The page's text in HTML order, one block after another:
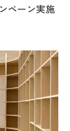
ペーン実施